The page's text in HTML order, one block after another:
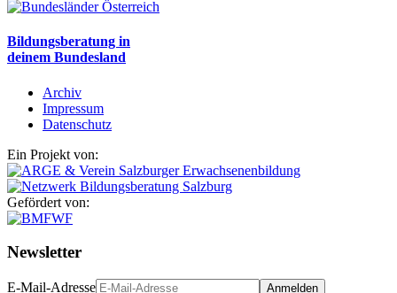
Bildungsberatung in
deinem Bundesland
Archiv
Impressum
Datenschutz
Ein Projekt von:
Gefördert von:
Newsletter
E-Mail-Adresse Anmelden